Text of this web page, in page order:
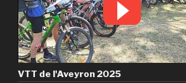
VTT de l'Aveyron 2025